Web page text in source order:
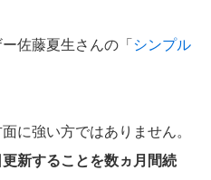
佐藤夏生さんの「 シンプル
に強い方ではありません。
新することを数ヵ月間続